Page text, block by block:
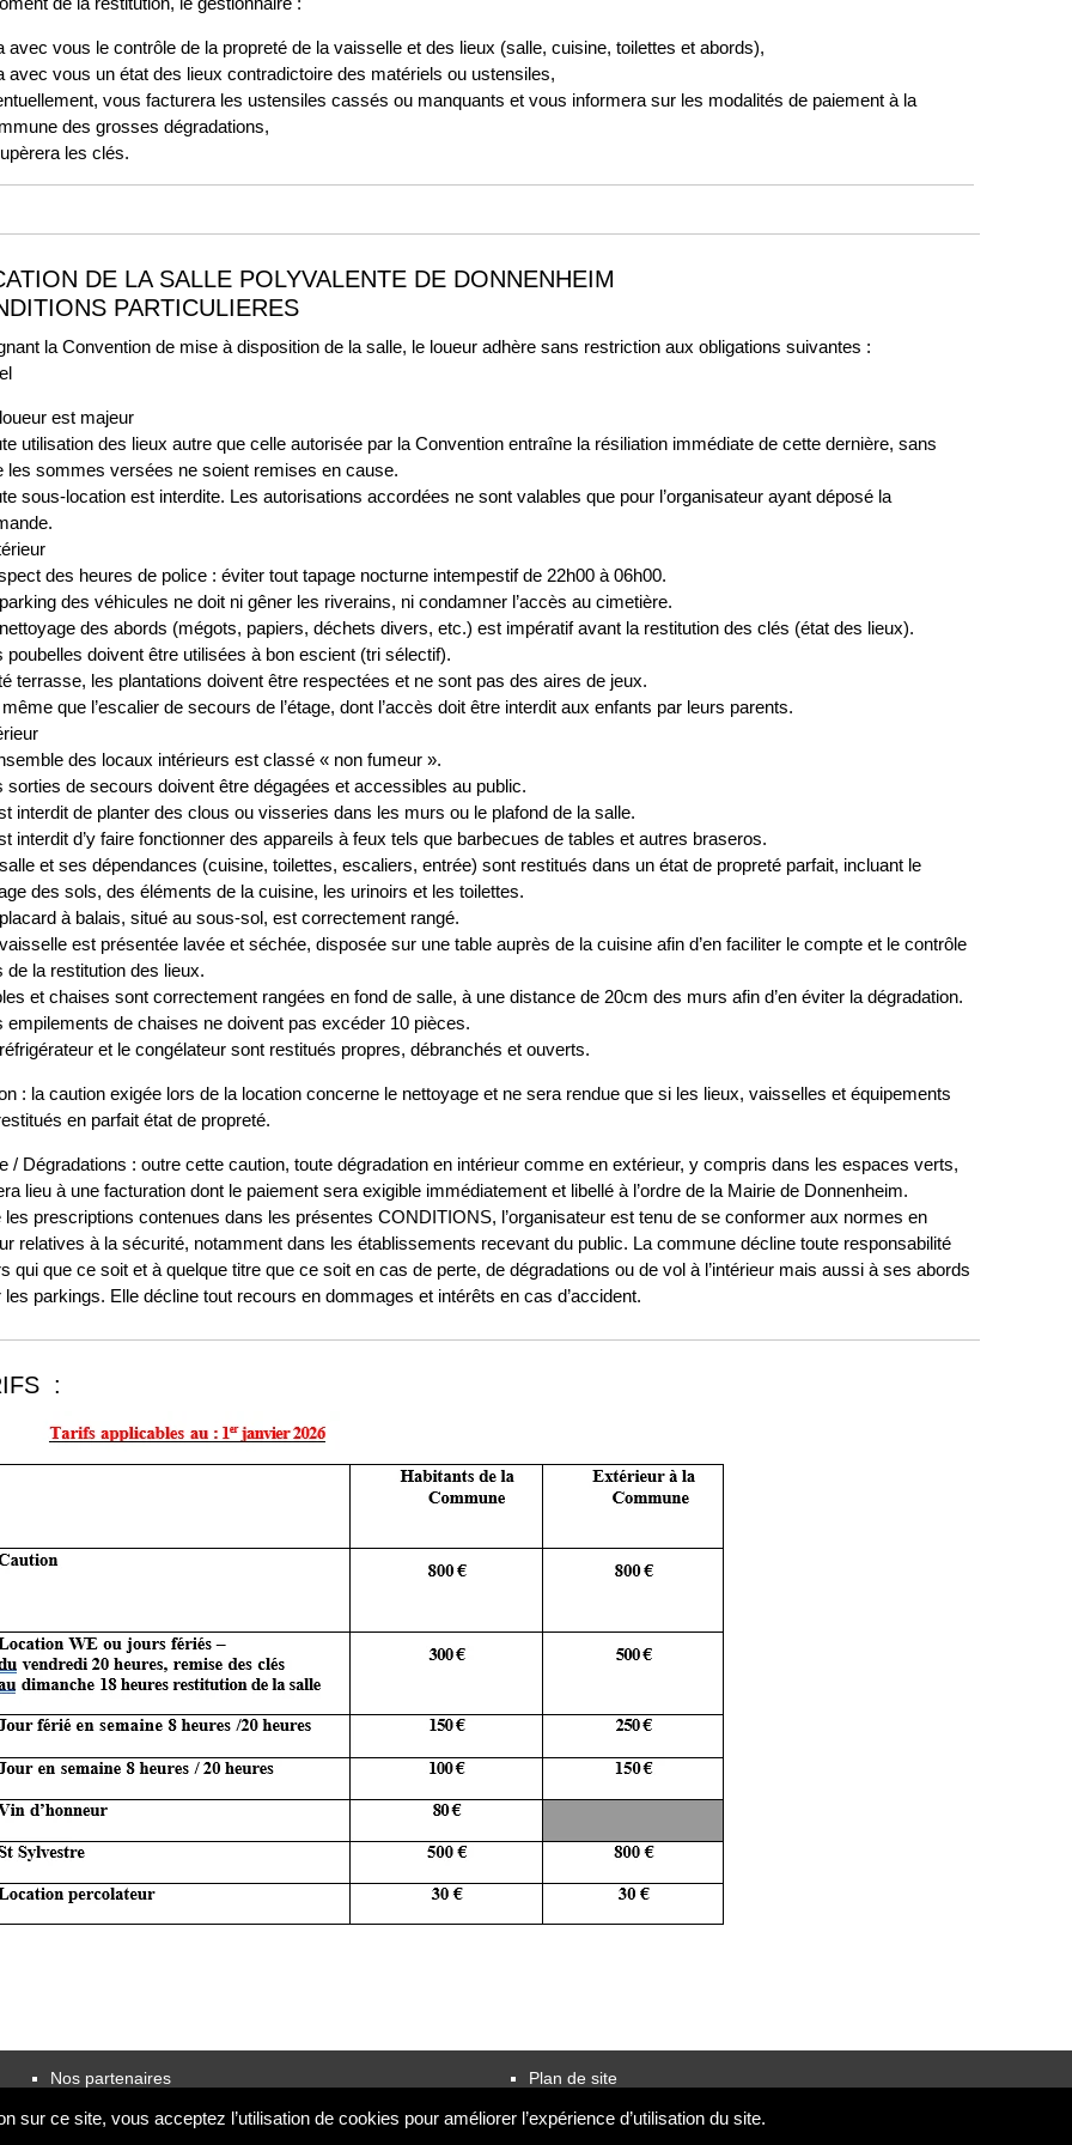
sur ce site, vous acceptez l’utilisation de cookies pour améliorer l’expérience d’utilisation du site.
avec vous le contrôle de la propreté de la vaisselle et des lieux (salle, cuisine, toilettes et abords),
avec vous un état des lieux contradictoire des matériels ou ustensiles,
vous facturera les ustensiles cassés ou manquants et vous informera sur les modalités de paiement à la
des grosses dégradations,
les clés.
DE LA SALLE POLYVALENTE DE DONNENHEIM
PARTICULIERES
la Convention de mise à disposition de la salle, le loueur adhère sans restriction aux obligations suivantes :
est majeur
utilisation des lieux autre que celle autorisée par la Convention entraîne la résiliation immédiate de cette dernière, sans
les sommes versées ne soient remises en cause.
sous-location est interdite. Les autorisations accordées ne sont valables que pour l’organisateur ayant déposé la
des heures de police : éviter tout tapage nocturne intempestif de 22h00 à 06h00.
des véhicules ne doit ni gêner les riverains, ni condamner l’accès au cimetière.
des abords (mégots, papiers, déchets divers, etc.) est impératif avant la restitution des clés (état des lieux).
poubelles doivent être utilisées à bon escient (tri sélectif).
terrasse, les plantations doivent être respectées et ne sont pas des aires de jeux.
que l’escalier de secours de l’étage, dont l’accès doit être interdit aux enfants par leurs parents.
des locaux intérieurs est classé « non fumeur ».
sorties de secours doivent être dégagées et accessibles au public.
interdit de planter des clous ou visseries dans les murs ou le plafond de la salle.
interdit d’y faire fonctionner des appareils à feux tels que barbecues de tables et autres braseros.
et ses dépendances (cuisine, toilettes, escaliers, entrée) sont restitués dans un état de propreté parfait, incluant le
des sols, des éléments de la cuisine, les urinoirs et les toilettes.
à balais, situé au sous-sol, est correctement rangé.
est présentée lavée et séchée, disposée sur une table auprès de la cuisine afin d’en faciliter le compte et le contrôle
de la restitution des lieux.
et chaises sont correctement rangées en fond de salle, à une distance de 20cm des murs afin d’en éviter la dégradation.
empilements de chaises ne doivent pas excéder 10 pièces.
et le congélateur sont restitués propres, débranchés et ouverts.
: la caution exigée lors de la location concerne le nettoyage et ne sera rendue que si les lieux, vaisselles et équipements
en parfait état de propreté.
/ Dégradations : outre cette caution, toute dégradation en intérieur comme en extérieur, y compris dans les espaces verts,
lieu à une facturation dont le paiement sera exigible immédiatement et libellé à l’ordre de la Mairie de Donnenheim.
les prescriptions contenues dans les présentes CONDITIONS, l’organisateur est tenu de se conformer aux normes en
relatives à la sécurité, notamment dans les établissements recevant du public. La commune décline toute responsabilité
qui que ce soit et à quelque titre que ce soit en cas de perte, de dégradations ou de vol à l’intérieur mais aussi à ses abords
les parkings. Elle décline tout recours en dommages et intérêts en cas d’accident.
:
Nos partenaires
partenaires
Plan de site
Mentions légales